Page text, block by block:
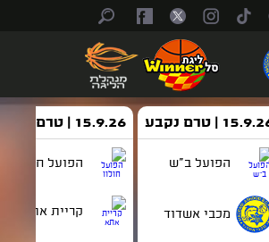
| טרם נקבע
הפועל ב"ש
מכבי אשדוד
15.9.26 | טרם נקבע
הפועל חולון
קריית אתא